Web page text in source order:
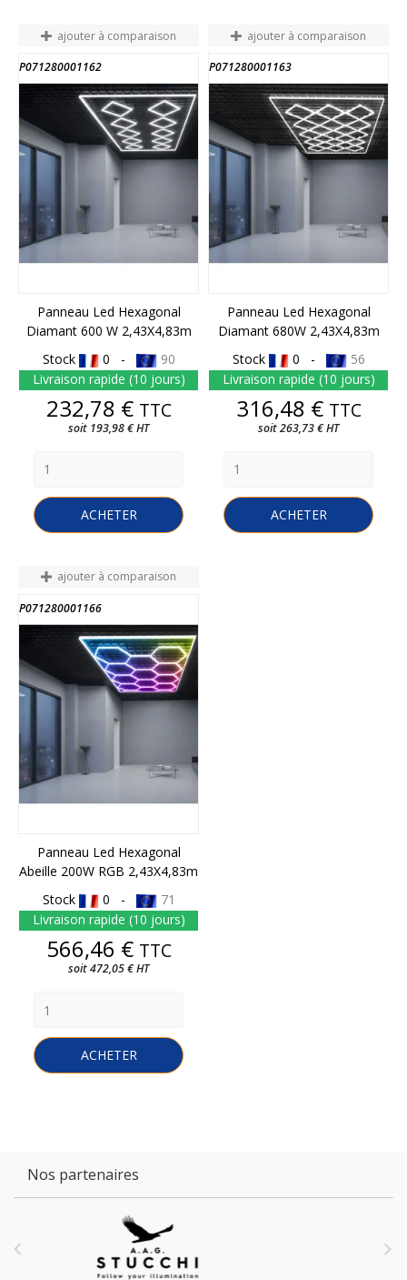
ajouter à comparaison
P071280001162
Panneau Led Hexagonal
Diamant 600 W 2,43X4,83m
Stock
0 -
90
Livraison rapide (10 jours)
Prix
232,78 € TTC
soit 193,98 € HT
ACHETER
ajouter à comparaison
P071280001163
Panneau Led Hexagonal
Diamant 680W 2,43X4,83m
Stock
0 -
56
Livraison rapide (10 jours)
Prix
316,48 € TTC
soit 263,73 € HT
ACHETER
ajouter à comparaison
P071280001166
Panneau Led Hexagonal
Abeille 200W RGB 2,43X4,83m
Stock
0 -
71
Livraison rapide (10 jours)
Prix
566,46 € TTC
soit 472,05 € HT
ACHETER
Nos partenaires
 